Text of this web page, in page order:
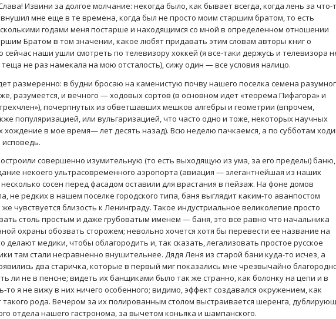
Извини за долгое молчание: некогда было, как бывает всегда, когда лень за что-
мне еще в те времена, когда был не просто моим старшим братом, то есть
годами меня постарше и находящимся со мной в определенном отношении
Братом в том значении, какое любят придавать этим словам авторы книг о
сейчас наши ушли смотреть по телевизору хоккей (я все-таки держусь и телевизора
не раз намекала на мою отсталость), сижу один — все условия налицо.
размеренно: в будни бросаю на каменистую почву нашего поселка семена
разумеется, и вечного — ходовых сортов (в основном идет «теорема Пифагора» и
почерпнутых из обветшавших мешков алгебры и геометрии (впрочем,
популяризацией, или вульгаризацией, что часто одно и тоже, некоторых научных
в мое время— лет десять назад). Всю неделю пачкаемся, а по субботам
совершенно изумительную (то есть выходящую из ума, за его пределы) баню,
некоего ультрасовременного аэропорта (авиация — элегантнейшая из наших
сосен перед фасадом оставили для врастания в пейзаж. На фоне домов
не редких в нашем поселке городского типа, баня выглядит каким-то аванпостом
же чувствуется близость к Ленинграду. Такое индустриальное великолепие просто
столь простым и даже грубоватым именем — баня, это все равно что начальника
охраны обозвать сторожем; невольно хочется хотя бы перевести ее название на
делают медики, чтобы облагородить и, так сказать, легализовать простое русское
там стали несравненно внушительнее. Дядя Леня из старой бани куда-то исчез, а
два старичка, которые в первый миг показались мне чрезвычайно
ли не в пенсне; видеть их банщиками было так же странно, как болонку на цепи и в
то я не вижу в них ничего особенного; видимо, эффект создавался окружением, как
такого рода. Вечером за их полированным столом выстраивается шеренга,
отдела нашего гастронома, за вычетом коньяка и шампанского.